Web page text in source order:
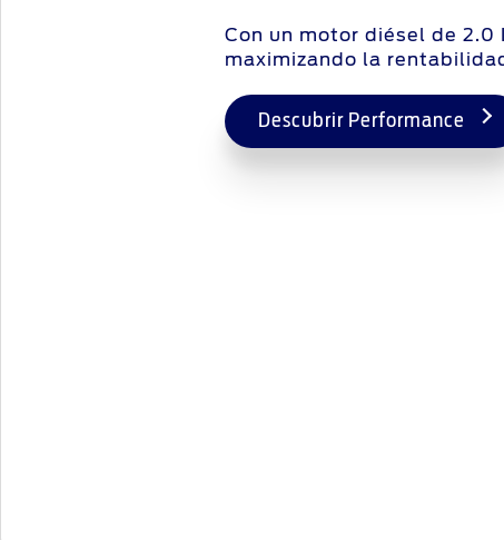
Con un motor diésel de 2.0
maximizando la
Descubrir Performance